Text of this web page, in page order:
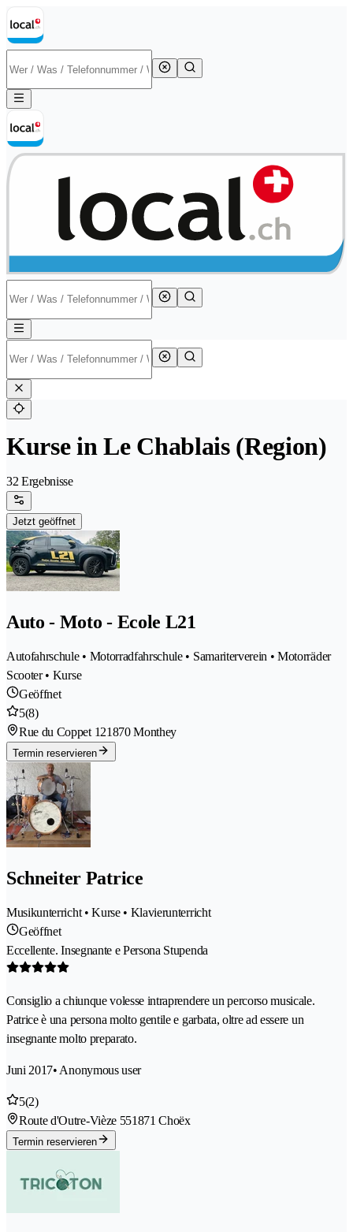
Kurse in Le Chablais (Region)
32 Ergebnisse
Jetzt geöffnet
Auto - Moto - Ecole L21
Autofahrschule • Motorradfahrschule • Samariterverein • Motorräder
Scooter • Kurse
Geöffnet
5(8)
Rue du Coppet 121870 Monthey
Termin reservieren
Schneiter Patrice
Musikunterricht • Kurse • Klavierunterricht
Geöffnet
Eccellente. Insegnante e Persona Stupenda
Consiglio a chiunque volesse intraprendere un percorso musicale.
Patrice è una persona molto gentile e garbata, oltre ad essere un
insegnante molto preparato.
Juni 2017• Anonymous user
5(2)
Route d'Outre-Vièze 551871 Choëx
Termin reservieren